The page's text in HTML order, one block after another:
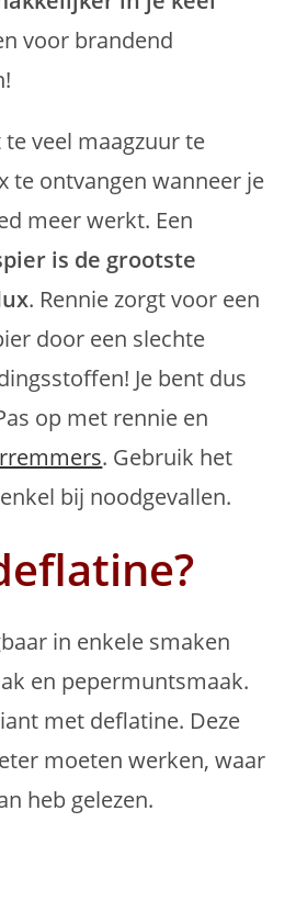
voor brandend
te veel maagzuur te
te ontvangen wanneer je
meer werkt. Een
is de grootste
. Rennie zorgt voor een
door een slechte
Je bent dus
op met rennie en
. Gebruik het
bij noodgevallen.
in enkele smaken
en pepermuntsmaak.
met deflatine. Deze
moeten werken, waar
heb gelezen.